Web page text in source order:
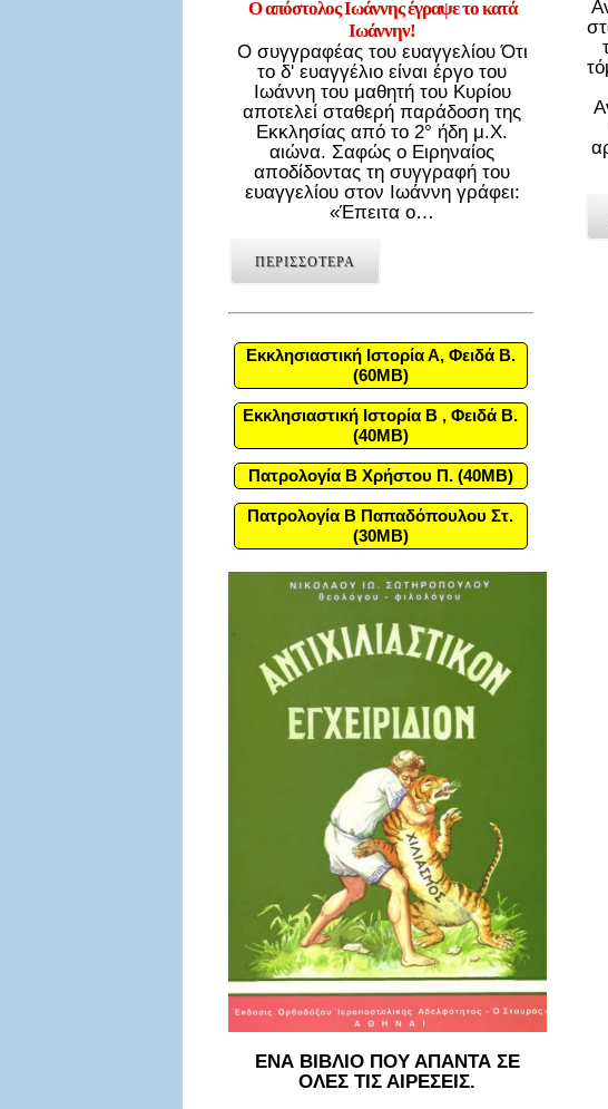
Ο απόστολος Ιωάννης έγραψε το κατά
Ιωάννην!
Ο συγγραφέας του ευαγγελίου Ότι
το δ' ευαγγέλιο είναι έργο του
Ιωάννη του μαθητή του Κυρίου
αποτελεί σταθερή παράδοση της
Εκκλησίας από το 2° ήδη μ.Χ.
αιώνα. Σαφώς ο Ειρηναίος
αποδίδοντας τη συγγραφή του
ευαγγελίου στον Ιωάννη γράφει:
«Έπειτα ο…
ΠΕΡΙΣΣΟΤΕΡΑ
Εκκλησιαστική Ιστορία Α, Φειδά Β.
(60MB)
Εκκλησιαστική Ιστορία Β , Φειδά Β.
(40MB)
Πατρολογία Β Χρήστου Π. (40MB)
Πατρολογία Β Παπαδόπουλου Στ.
(30MB)
ΕΝΑ ΒΙΒΛΙΟ ΠΟΥ ΑΠΑΝΤΑ ΣΕ
ΟΛΕΣ ΤΙΣ ΑΙΡΕΣΕΙΣ.